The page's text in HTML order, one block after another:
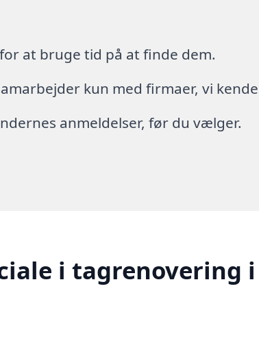
for at bruge tid på at finde dem.
kun med firmaer, vi
anmeldelser, før du vælger.
i tagrenovering i